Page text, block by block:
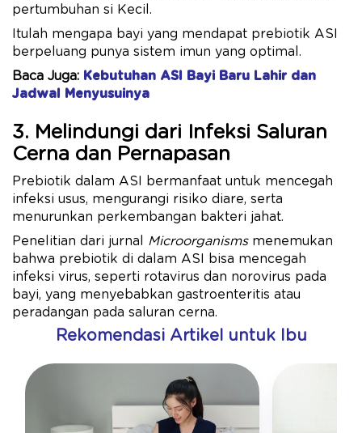
pertumbuhan si Kecil.
Itulah mengapa bayi yang mendapat prebiotik ASI
berpeluang punya sistem imun yang optimal.
Baca Juga: Kebutuhan ASI Bayi Baru Lahir dan
Jadwal Menyusuinya
3. Melindungi dari Infeksi Saluran
Cerna dan Pernapasan
Prebiotik dalam ASI bermanfaat untuk mencegah
infeksi usus, mengurangi risiko diare, serta
menurunkan perkembangan bakteri jahat.
Penelitian dari jurnal Microorganismsmenemukan
bahwa prebiotik di dalam ASI bisa mencegah
infeksi virus, seperti rotavirus dan norovirus pada
bayi, yang menyebabkan gastroenteritis atau
peradangan pada saluran cerna.
Rekomendasi Artikel untuk Ibu